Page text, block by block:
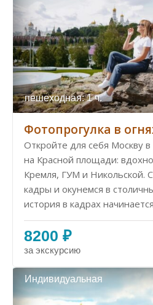
пешеходная: 1 ч.
Фотопрогулка в
Откройте для себя Москву в
на Красной площади:
Кремля, ГУМ и Никольской.
кадры и окунемся в
история в кадрах
8200 ₽
за экскурсию
Индивидуальная